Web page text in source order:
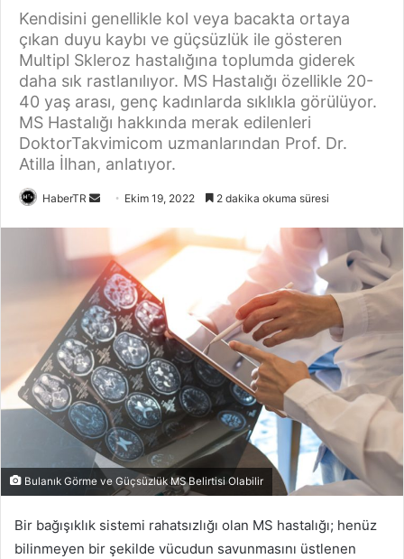
Kendisini genellikle kol veya bacakta ortaya
çıkan duyu kaybı ve güçsüzlük ile gösteren
Multipl Skleroz hastalığına toplumda giderek
daha sık rastlanılıyor. MS Hastalığı özellikle 20-
40 yaş arası, genç kadınlarda sıklıkla görülüyor.
MS Hastalığı hakkında merak edilenleri
DoktorTakvimicom uzmanlarından Prof. Dr.
Atilla İlhan, anlatıyor.
HaberTR
Bir
göndermek
Ekim 19, 2022 2 dakika okuma süresi
Bulanık Görme ve Güçsüzlük MS Belirtisi Olabilir
Bir bağışıklık sistemi rahatsızlığı olan MS hastalığı; henüz
bilinmeyen bir şekilde vücudun savunmasını üstlenen